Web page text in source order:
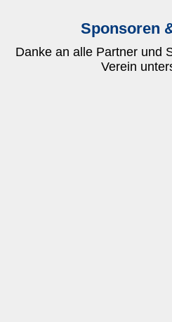
Sponsoren
Danke an alle Partner und
Verein